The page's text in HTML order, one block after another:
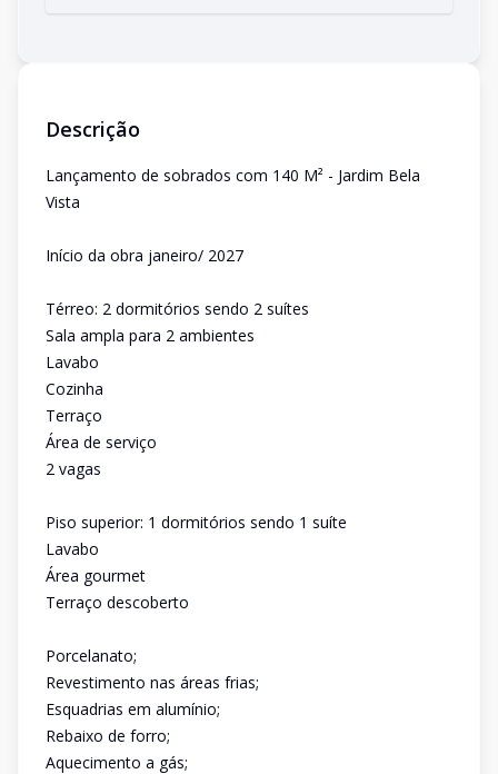
Descrição
Lançamento de sobrados com 140 M² - Jardim Bela
Vista
Início da obra janeiro/ 2027
Térreo: 2 dormitórios sendo 2 suítes
Sala ampla para 2 ambientes
Lavabo
Cozinha
Terraço
Área de serviço
2 vagas
Piso superior: 1 dormitórios sendo 1 suíte
Lavabo
Área gourmet
Terraço descoberto
Porcelanato;
Revestimento nas áreas frias;
Esquadrias em alumínio;
Rebaixo de forro;
Aquecimento a gás;